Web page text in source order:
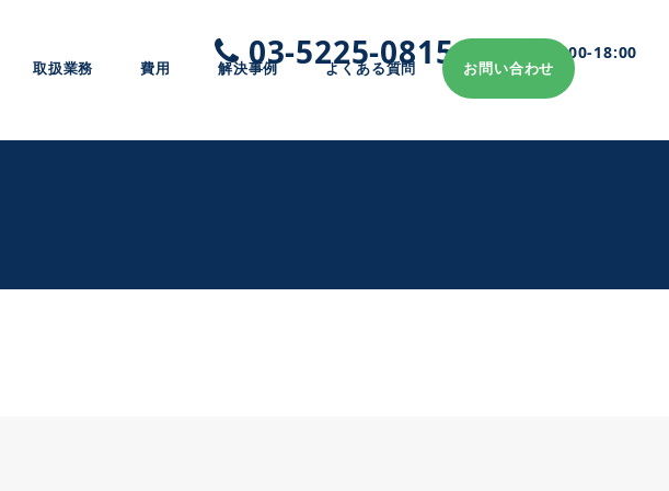
03-5225-0815 受付：平日10:00-18:00
取扱業務 費用 解決事例 よくある質問 お問い合わせ